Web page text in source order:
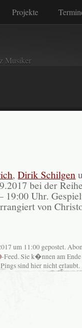
Projekte
Musiker
,Dirik Schilgen
bei der
19:00 Uhr.
von
um 11:00 gepostet.
-Feed. Sie k�nnen am Ende
sind hier nicht erlaubt.